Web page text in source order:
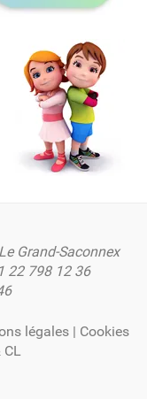
Grand-Saconnex
22 798 12 36
légales| Cookies
CL